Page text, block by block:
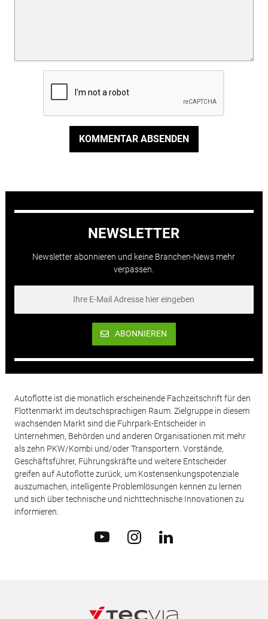
KOMMENTAR ABSENDEN
NEWSLETTER
Newsletter abonnieren und keine Branchen-News mehr
verpassen.
ABONNIEREN
Autoflotte ist die monatlich erscheinende Fachzeitschrift für den
Flottenmarkt im deutschsprachigen Raum. Zielgruppe in diesem
wachsenden Markt sind die Fuhrpark-Entscheider in
Unternehmen, Behörden und anderen Organisationen mit mehr
als zehn PKW/Kombi und/oder Transportern. Vorstände,
Geschäftsführer, Führungskräfte und weitere Entscheider
greifen auf Autoflotte zurück, um Kostensenkungspotenziale
auszumachen, intelligente Problemlösungen kennen zu lernen
und sich über technische und nichttechnische Innovationen zu
informieren.